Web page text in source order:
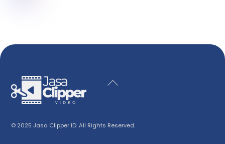
Back
© 2025 Jasa Clipper ID. All Rights Reserved.